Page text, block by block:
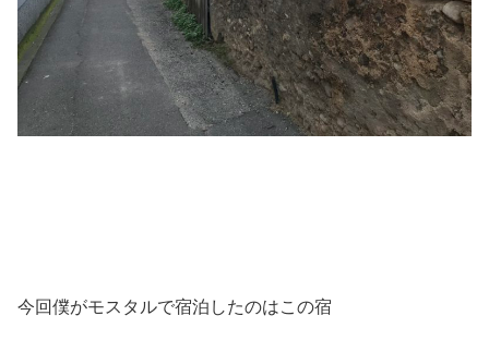
今回僕がモスタルで宿泊したのはこの宿